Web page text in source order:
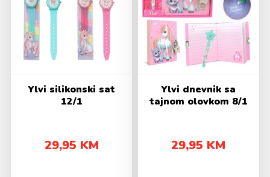
Ylvi silikonski sat
12/1
29,95 KM
Ylvi dnevnik sa
tajnom olovkom 8/1
29,95 KM